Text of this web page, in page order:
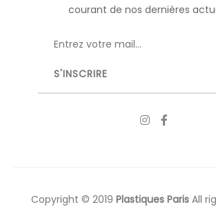
courant de nos dernières
Copyright © 2019 Plastiques ParisAll